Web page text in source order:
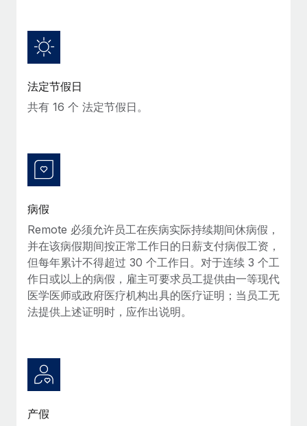
法人設立
移住・転勤
従業員の異動をスムーズに
従業員の福利厚生を簡単に管理
い、どのようにしてワークフォースを120%に増やした
契約社員管理
税務
ブログを読む
ブログ
Remoteの製品アップデート：GustoとXeroの統合お
よびContractor Management Plus（契約社員管理
プラス）
Remoteの使命は、世界のどこにいても、あらゆる規模の企業が
業務に最適な人材を採用し、管理し、給与を支給できるようにす
ることです。この数週間で、新しい統合、機能、改良点をリリー
スしました。...
詳細を見る
給与詐欺：種類、事例、ビジネスを守る方法
給与, 賃金は詐欺の特に魅力的な標的です。多額の資金がシステ
を保護することは極めて重要です。...
法定节假日
共有 16 个 法定节假日。
病假
Remote 必须允许员工在疾病实际持续期间休病假，
并在该病假期间按正常工作日的日薪支付病假工资，
但每年累计不得超过 30 个工作日。对于连续 3 个工
作日或以上的病假，雇主可要求员工提供由一等现代
医学医师或政府医疗机构出具的医疗证明；当员工无
法提供上述证明时，应作出说明。
产假